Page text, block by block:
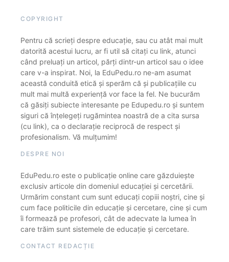
COPYRIGHT
Pentru că scrieți despre educație, sau cu atât mai mult
datorită acestui lucru, ar fi util să citați cu link, atunci
când preluați un articol, părți dintr-un articol sau o idee
care v-a inspirat. Noi, la EduPedu.ro ne-am asumat
această conduită etică și sperăm că și publicațiile cu
mult mai multă experiență vor face la fel. Ne bucurăm
că găsiți subiecte interesante pe Edupedu.ro și suntem
siguri că înțelegeți rugămintea noastră de a cita sursa
(cu link), ca o declarație reciprocă de respect și
profesionalism. Vă mulțumim!
DESPRE NOI
EduPedu.ro este o publicație online care găzduiește
exclusiv articole din domeniul educației și cercetării.
Urmărim constant cum sunt educați copiii noștri, cine și
cum face politicile din educație și cercetare, cine și cum
îi formează pe profesori, cât de adecvate la lumea în
care trăim sunt sistemele de educație și cercetare.
CONTACT REDACȚIE